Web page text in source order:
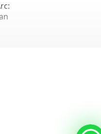
penggunaan selama 3